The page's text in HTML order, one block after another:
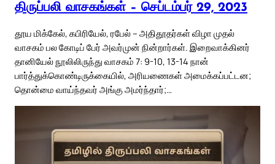
திருப்பலி வாசகங்கள் – செப்டம்பர் 29, 2023
தூய மிக்கேல், கபிரியேல், ரபேல் – அதிதூதர்கள் விழா முதல்
வாசகம் பல கோடிப் பேர் அவர்முன் நின்றார்கள். இறைவாக்கினர்
தானியேல் நூலிலிருந்து வாசகம் 7: 9-10, 13-14 நான்
பார்த்துக்கொண்டிருக்கையில், அரியணைகள் அமைக்கப்பட்டன;
தொன்மை வாய்ந்தவர் அங்கு அமர்ந்தார்;…